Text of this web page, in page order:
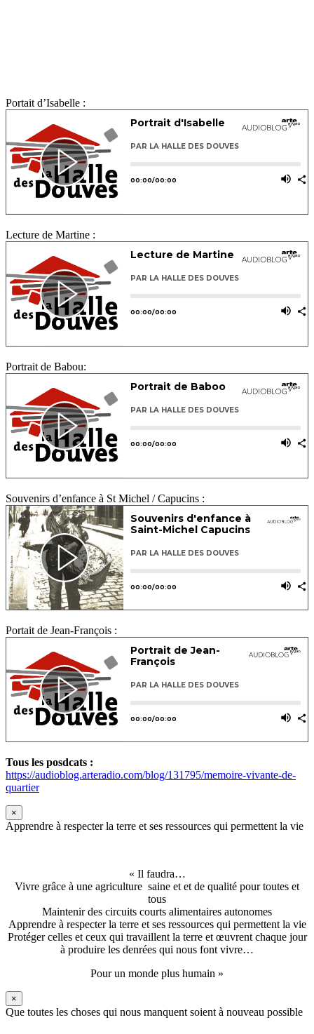
Portait d’Isabelle :
Lecture de Martine :
Portrait de Babou:
Souvenirs d’enfance à St Michel / Capucins :
Portait de Jean-François :
Tous les posdcats :
https://audioblog.arteradio.com/blog/131795/memoire-vivante-de-
quartier
×
Apprendre à respecter la terre et ses ressources qui permettent la vie
« Il faudra…
Vivre grâce à une agriculture saine et et de qualité pour toutes et
tous
Maintenir des circuits courts alimentaires autonomes
Apprendre à respecter la terre et ses ressources qui permettent la vie
Protéger celles et ceux qui travaillent la terre et œuvrent chaque jour
à produire les denrées qui nous font vivre…
Pour un monde plus humain »
×
Que toutes les choses qui nous manquent soient à nouveau possible